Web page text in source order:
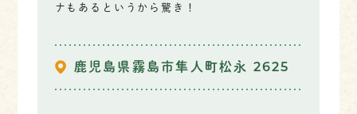
ナもあるというから驚き！
鹿児島県霧島市隼人町松永 2625